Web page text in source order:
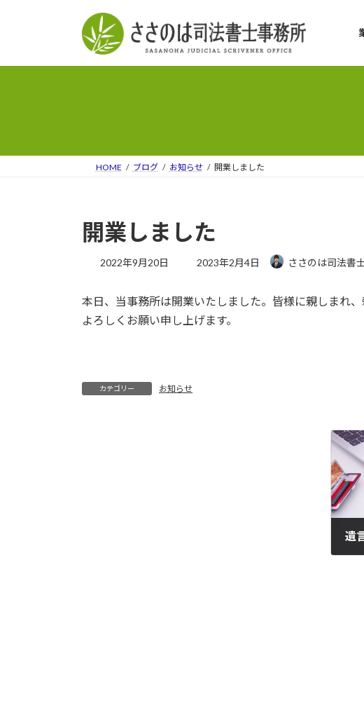
プ
動
HOME ブログ お知らせ 開業しました
開業しました
2022年9月20日
最
新
日
2023年2月4日 ささのは司法書
本日、当事務所は開業いたしました。皆様に親しまれ
よろしくお願い申し上げます。
カテゴリー お知らせ
遺